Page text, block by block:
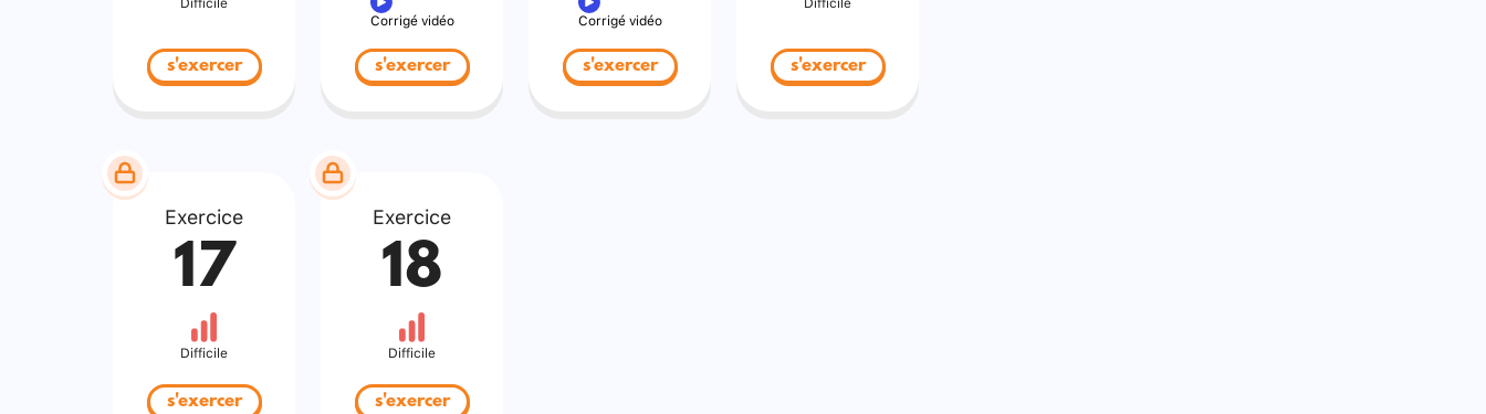
s'exercer
Corrigé vidéo
s'exercer
Corrigé vidéo
s'exercer s'exercer
Exercice
17
Difficile
s'exercer
Exercice
18
Difficile
s'exercer